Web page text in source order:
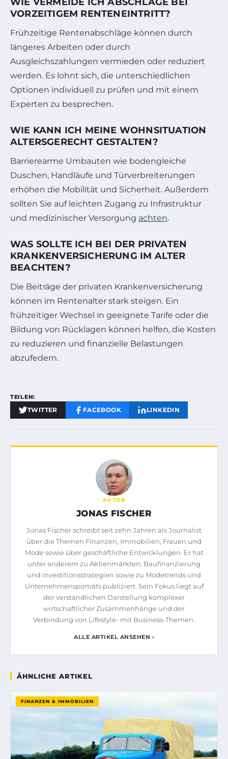
VORZEITIGEM RENTENEINTRITT?
Frühzeitige Rentenabschläge können durch
längeres Arbeiten oder durch
Ausgleichszahlungen vermieden oder reduziert
werden. Es lohnt sich, die unterschiedlichen
Optionen individuell zu prüfen und mit einem
Experten zu besprechen.
WIE KANN ICH MEINE WOHNSITUATION
ALTERSGERECHT GESTALTEN?
Barrierearme Umbauten wie bodengleiche
Duschen, Handläufe und Türverbreiterungen
erhöhen die Mobilität und Sicherheit. Außerdem
sollten Sie auf leichten Zugang zu Infrastruktur
und medizinischer Versorgung achten.
WAS SOLLTE ICH BEI DER PRIVATEN
KRANKENVERSICHERUNG IM ALTER
BEACHTEN?
Die Beiträge der privaten Krankenversicherung
können im Rentenalter stark steigen. Ein
frühzeitiger Wechsel in geeignete Tarife oder die
Bildung von Rücklagen können helfen, die Kosten
zu reduzieren und finanzielle Belastungen
abzufedern.
TEILEN:
TWITTER FACEBOOK LINKEDIN
AUTOR
JONAS FISCHER
Jonas Fischer schreibt seit zehn Jahren als Journalist
über die Themen Finanzen, Immobilien, Frauen und
Mode sowie über geschäftliche Entwicklungen. Er hat
unter anderem zu Aktienmärkten, Baufinanzierung
und Investitionsstrategien sowie zu Modetrends und
Unternehmensporträts publiziert. Sein Fokus liegt auf
der verständlichen Darstellung komplexer
wirtschaftlicher Zusammenhänge und der
Verbindung von Lifestyle- mit Business-Themen.
ALLE ARTIKEL ANSEHEN ›
ÄHNLICHE ARTIKEL
FINANZEN & IMMOBILIEN